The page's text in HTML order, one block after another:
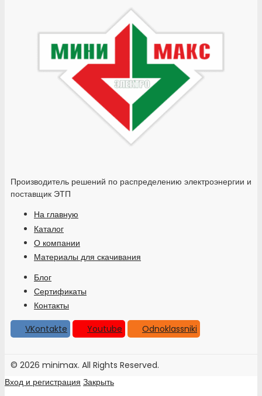
Производитель решений по распределению электроэнергии и
поставщик ЭТП
На главную
Каталог
О компании
Материалы для скачивания
Блог
Сертификаты
Контакты
VKontakte
Youtube Odnoklassniki
© 2026 minimax. All Rights Reserved.
Вход и регистрация Закрыть